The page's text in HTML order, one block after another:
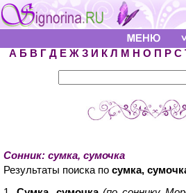
А Б В Г Д Е Ж З И К Л М Н О П Р С
Сонник: сумка, сумочка
Результаты поиска по сумка,